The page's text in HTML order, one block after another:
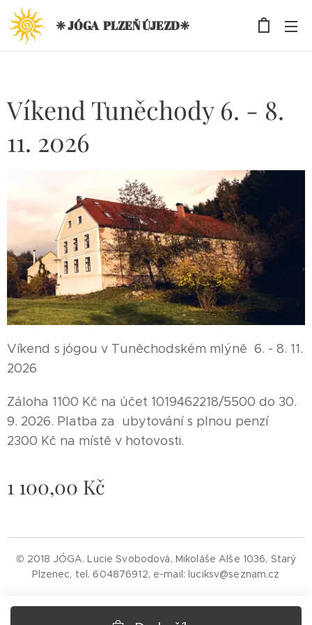
❈ JÓGA PLZEŇ ÚJEZD❈
Víkend Tuněchody 6. - 8.
11. 2026
Víkend s jógou v Tuněchodském mlýně 6. - 8. 11.
2026
Záloha 1100 Kč na účet 1019462218/5500 do 30.
9. 2026. Platba za ubytování s plnou penzí
2300 Kč na místě v hotovosti.
1 100,00 Kč
© 2018 JÓGA. Lucie Svobodová, Mikoláše Alše 1036, Starý
Plzenec, tel. 604876912, e-mail: luciksv@seznam.cz